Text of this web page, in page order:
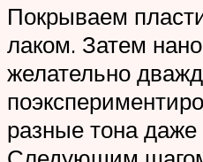
Покрываем
лаком. Затем
желательно
разные тона